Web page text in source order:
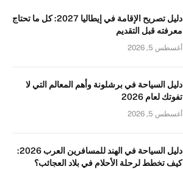
دليل تصريح الإقامة في إيطاليا 2027: كل ما تحتاج
معرفته قبل التقديم
أغسطس 5, 2026
دليل السياحة في برشلونة وأهم المعالم التي لا
تفوتك لعام 2026
أغسطس 5, 2026
دليل السياحة في الهند للمسافرين العرب 2026:
كيف تخطط لرحلة الأحلام في بلاد العجائب؟